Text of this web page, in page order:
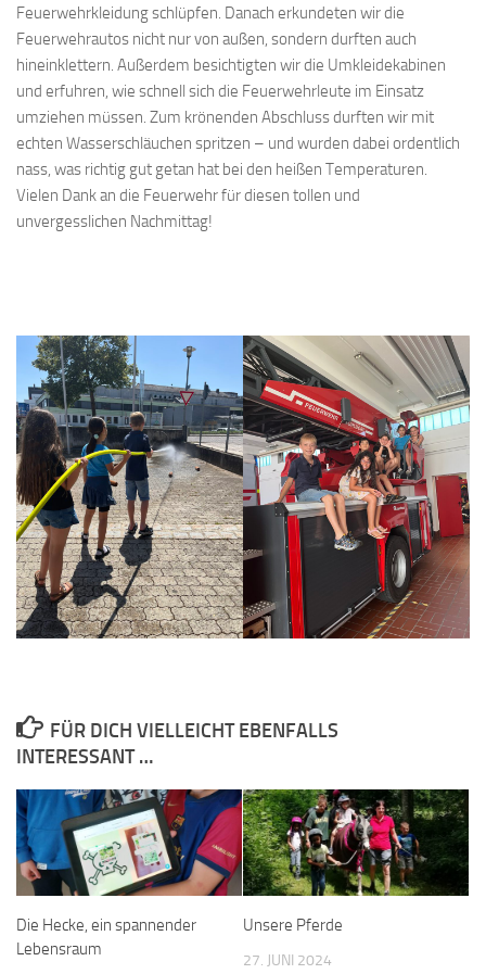
Feuerwehrkleidung schlüpfen. Danach erkundeten wir die
Feuerwehrautos nicht nur von außen, sondern durften auch
hineinklettern. Außerdem besichtigten wir die Umkleidekabinen
und erfuhren, wie schnell sich die Feuerwehrleute im Einsatz
umziehen müssen. Zum krönenden Abschluss durften wir mit
echten Wasserschläuchen spritzen – und wurden dabei ordentlich
nass, was richtig gut getan hat bei den heißen Temperaturen.
Vielen Dank an die Feuerwehr für diesen tollen und
unvergesslichen Nachmittag!
FÜR DICH VIELLEICHT EBENFALLS
INTERESSANT …
Die Hecke, ein spannender
Lebensraum
Unsere Pferde
27. JUNI 2024